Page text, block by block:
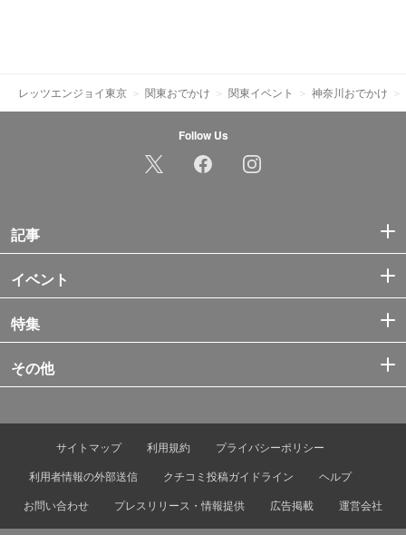
レッツエンジョイ東京 関東おでかけ 関東イベント 神奈川おでかけ
Follow Us
記事
イベント
特集
その他
サイトマップ 利用規約
プライバシーポリシー
利用者情報の外部送信
クチコミ投稿ガイドライン
ヘルプ
お問い合わせ
プレスリリース・情報提供 広告掲載 運営会社